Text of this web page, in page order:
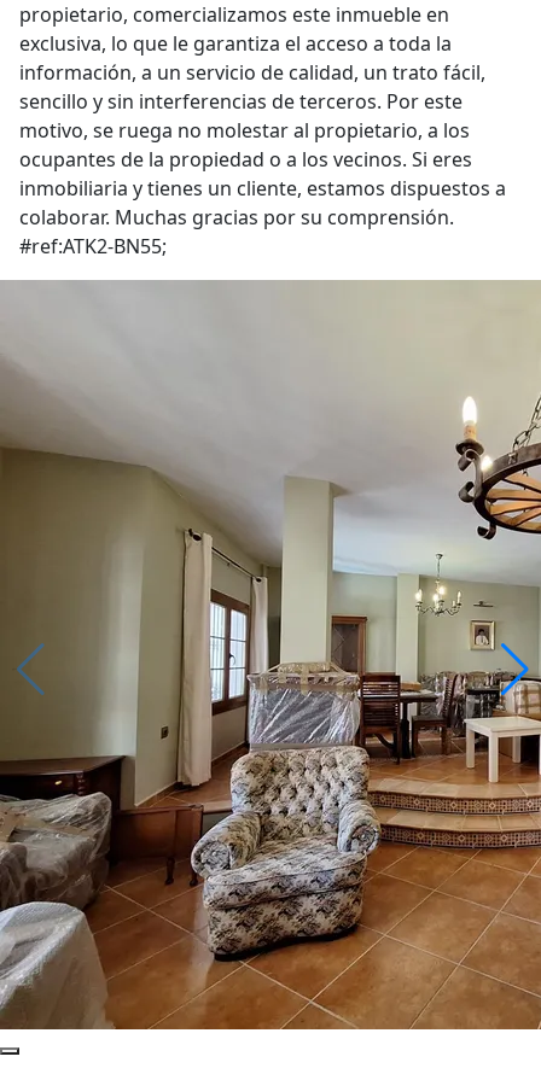
propietario, comercializamos este inmueble en
exclusiva, lo que le garantiza el acceso a toda la
información, a un servicio de calidad, un trato fácil,
sencillo y sin interferencias de terceros. Por este
motivo, se ruega no molestar al propietario, a los
ocupantes de la propiedad o a los vecinos. Si eres
inmobiliaria y tienes un cliente, estamos dispuestos a
colaborar. Muchas gracias por su comprensión.
#ref:ATK2-BN55;